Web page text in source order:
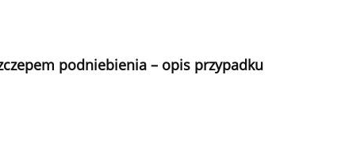
podniebienia – opis przypadku